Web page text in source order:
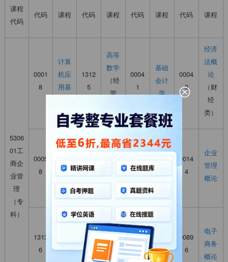
课程
代码
代码 课程 代码 课程 代码 课程 代码 课程
5306
01工
商企
业管
理
（专
科）
0001
8
计算
机应
用基
1312
5
高等
数学
（经
管
0004
1
基础
会计
学
0004
3
经济
法概
论
（财
经
类）
0005
8
营销
6
管理
学原
5
创新
0014
4
企业
管理
概论
1313
6
人力
管理
1388
学原
理
（初
0089
6
电子
商务
概论